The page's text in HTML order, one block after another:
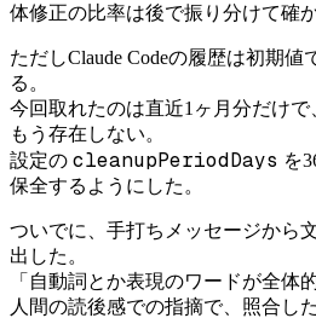
体修正の比率は後で振り分けて確か
ただしClaude Codeの履歴は初期
る。
今回取れたのは直近1ヶ月分だけ
もう存在しない。
設定の cleanupPeriodDays を
保全するようにした。
ついでに、手打ちメッセージから
出した。
「自動詞とか表現のワードが全体
人間の読後感での指摘で、照合し